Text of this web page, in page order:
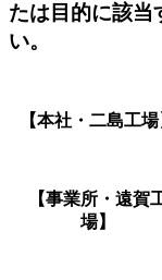
たは目的に該当
い。
【本社・二島工場
【事業所・遠賀
場】